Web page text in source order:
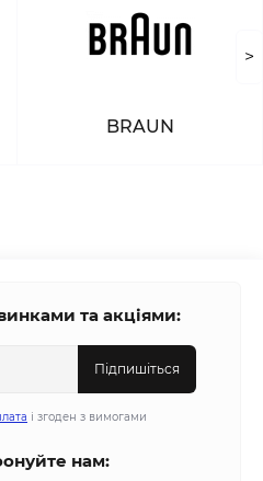
BRAUN
>
та акціями:
Підпишіться
і згоден з вимогами
нам: